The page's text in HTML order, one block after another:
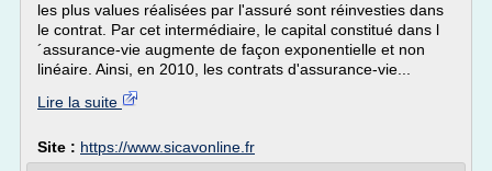
les plus values réalisées par l'assuré sont réinvesties dans
le contrat. Par cet intermédiaire, le capital constitué dans l
´assurance-vie augmente de façon exponentielle et non
linéaire. Ainsi, en 2010, les contrats d'assurance-vie...
Lire la suite
Site : https://www.sicavonline.fr